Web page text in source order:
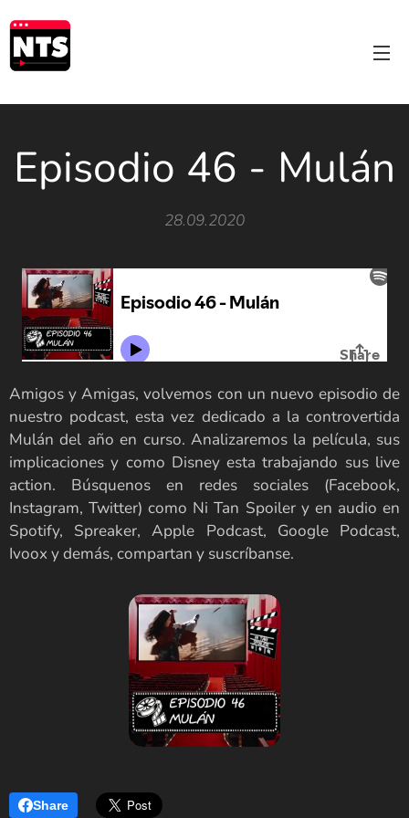
Episodio 46 - Mulán
28.09.2020
Amigos y Amigas, volvemos con un nuevo episodio de
nuestro podcast, esta vez dedicado a la controvertida
Mulán del año en curso. Analizaremos la película, sus
implicaciones y como Disney esta trabajando sus live
action. Búsquenos en redes sociales (Facebook,
Instagram, Twitter) como Ni Tan Spoiler y en audio en
Spotify, Spreaker, Apple Podcast, Google Podcast,
Ivoox y demás, compartan y suscríbanse.
Share